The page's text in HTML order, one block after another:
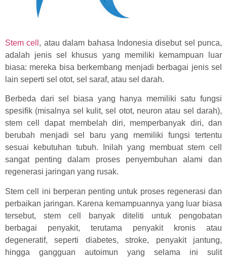
Stem cell , atau dalam bahasa Indonesia disebut sel punca,
adalah jenis sel khusus yang memiliki kemampuan luar
biasa: mereka bisa berkembang menjadi berbagai jenis sel
lain seperti sel otot, sel saraf, atau sel darah.
Berbeda dari sel biasa yang hanya memiliki satu fungsi
spesifik (misalnya sel kulit, sel otot, neuron atau sel darah),
stem cell dapat membelah diri, memperbanyak diri, dan
berubah menjadi sel baru yang memiliki fungsi tertentu
sesuai kebutuhan tubuh. Inilah yang membuat stem cell
sangat penting dalam proses penyembuhan alami dan
regenerasi jaringan yang rusak.
Stem cell ini berperan penting untuk proses regenerasi dan
perbaikan jaringan. Karena kemampuannya yang luar biasa
tersebut, stem cell banyak diteliti untuk pengobatan
berbagai penyakit, terutama penyakit kronis atau
degeneratif, seperti diabetes, stroke, penyakit jantung,
hingga gangguan autoimun yang selama ini sulit